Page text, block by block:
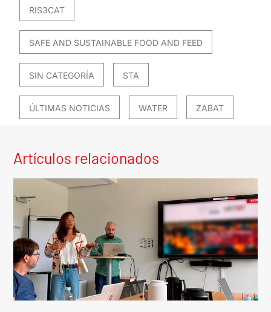
RIS3CAT
SAFE AND SUSTAINABLE FOOD AND FEED
SIN CATEGORÍA STA
ÚLTIMAS NOTICIAS WATER ZABAT
Artículos relacionados